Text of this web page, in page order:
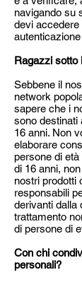
navigando su
devi accedere
Ragazzi sotto
Sebbene il
network
sapere che i
sono destinati
16 anni. Non
elaborare
persone di
di 16 anni,
nostri prodotti
responsabili
derivanti dalla
trattamento
di persone di
Con chi
personali?